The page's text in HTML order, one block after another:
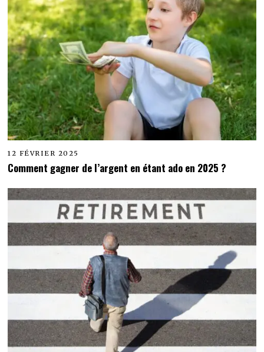
12 FÉVRIER 2025
Comment gagner de l’argent en étant ado en 2025 ?